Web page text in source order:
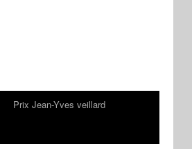
Prix Jean-Yves veillard